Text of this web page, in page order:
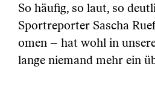
So häufig, so laut, so
Sportreporter Sascha
omen – hat wohl in
lange niemand mehr ein